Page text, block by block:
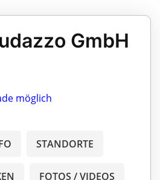
GmbH
möglich
STANDORTE
FOTOS / VIDEOS